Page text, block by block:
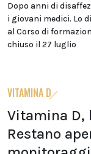
Dopo anni di
i giovani medici. Lo
al Corso di
chiuso il 27 luglio
VITAMINA D
Vitamina D,
Restano